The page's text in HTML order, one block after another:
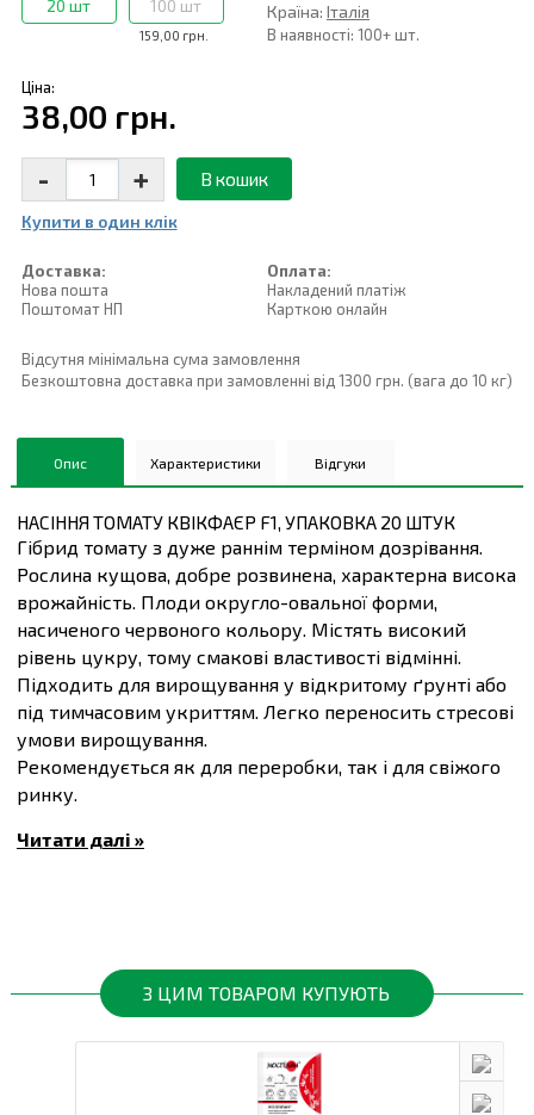
20 шт
159,00 грн.
100 шт
Країна: Італія
В наявності: 100+ шт.
Ціна:
38,00 грн.
- + В кошик
Купити в один клiк
Доставка:
Нова пошта
Поштомат НП
Оплата:
Накладений платiж
Карткою онлайн
Відсутня мінімальна сума замовлення
Безкоштовна доставка при замовленні від 1300 грн. (вага до 10 кг)
Опис Характеристики Відгуки
НАСІННЯ ТОМАТУ КВІКФАЄР F1, УПАКОВКА 20 ШТУК
Гібрид томату з дуже раннім терміном дозрівання.
Рослина кущова, добре розвинена, характерна висока
врожайність. Плоди округло-овальної форми,
насиченого червоного кольору. Містять високий
рівень цукру, тому смакові властивості відмінні.
Підходить для вирощування у відкритому ґрунті або
під тимчасовим укриттям. Легко переносить стресові
умови вирощування.
Рекомендується як для переробки, так і для свіжого
ринку.
Маса плоду 65-75 г.
Читати далі »
З ЦИМ ТОВАРОМ КУПУЮТЬ